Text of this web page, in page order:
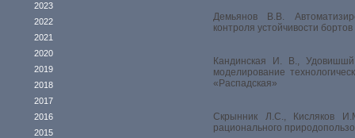
2023
2022
2021
2020
2019
2018
2017
2016
2015
Демьянов В.В.
контроля устойчивости
Кандинская И. В.,
моделирование
«Распадская»
Скрынник Л.С., Кисляков
рационального